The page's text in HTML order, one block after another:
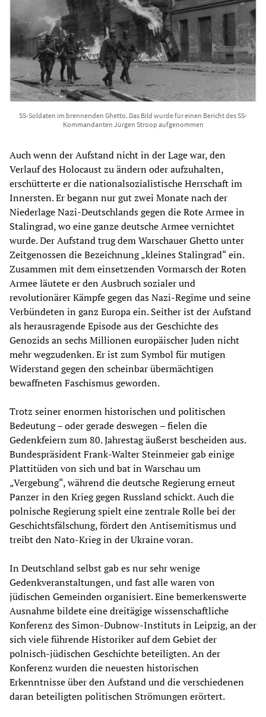
SS-Soldaten im brennenden Ghetto. Das Bild wurde für einen Bericht des SS-
Kommandanten Jürgen Stroop aufgenommen
Auch wenn der Aufstand nicht in der Lage war, den
Verlauf des Holocaust zu ändern oder aufzuhalten,
erschütterte er die nationalsozialistische Herrschaft im
Innersten. Er begann nur gut zwei Monate nach der
Niederlage Nazi-Deutschlands gegen die Rote Armee in
Stalingrad, wo eine ganze deutsche Armee vernichtet
wurde. Der Aufstand trug dem Warschauer Ghetto unter
Zeitgenossen die Bezeichnung „kleines Stalingrad“ ein.
Zusammen mit dem einsetzenden Vormarsch der Roten
Armee läutete er den Ausbruch sozialer und
revolutionärer Kämpfe gegen das Nazi-Regime und seine
Verbündeten in ganz Europa ein. Seither ist der Aufstand
als herausragende Episode aus der Geschichte des
Genozids an sechs Millionen europäischer Juden nicht
mehr wegzudenken. Er ist zum Symbol für mutigen
Widerstand gegen den scheinbar übermächtigen
bewaffneten Faschismus geworden.
Trotz seiner enormen historischen und politischen
Bedeutung – oder gerade deswegen – fielen die
Gedenkfeiern zum 80. Jahrestag äußerst bescheiden aus.
Bundespräsident Frank-Walter Steinmeier gab einige
Plattitüden von sich und bat in Warschau um
„Vergebung“, während die deutsche Regierung erneut
Panzer in den Krieg gegen Russland schickt. Auch die
polnische Regierung spielt eine zentrale Rolle bei der
Geschichtsfälschung, fördert den Antisemitismus und
treibt den Nato-Krieg in der Ukraine voran.
In Deutschland selbst gab es nur sehr wenige
Gedenkveranstaltungen, und fast alle waren von
jüdischen Gemeinden organisiert. Eine bemerkenswerte
Ausnahme bildete eine dreitägige wissenschaftliche
Konferenz des Simon-Dubnow-Instituts in Leipzig, an der
sich viele führende Historiker auf dem Gebiet der
polnisch-jüdischen Geschichte beteiligten. An der
Konferenz wurden die neuesten historischen
Erkenntnisse über den Aufstand und die verschiedenen
daran beteiligten politischen Strömungen erörtert.